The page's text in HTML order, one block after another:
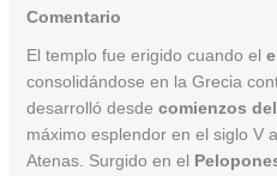
Comentario
El templo fue erigido cuando el
consolidándose en la Grecia
desarrolló desde comienzos
máximo esplendor en el siglo V
Atenas. Surgido en el